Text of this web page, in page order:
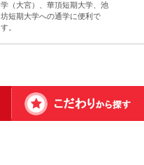
学（大宮）、華頂短期大学、池
坊短期大学への通学に便利で
す。